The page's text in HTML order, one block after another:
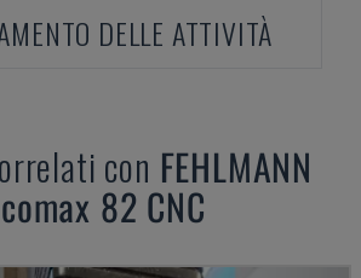
DELLE ATTIVITÀ
con FEHLMANN
82 CNC